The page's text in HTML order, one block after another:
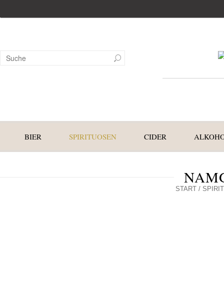
BIER SPIRITUOSEN CIDER
START/